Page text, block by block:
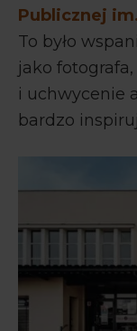
Publicznej
To było
jako
i uchwycenie
bardzo